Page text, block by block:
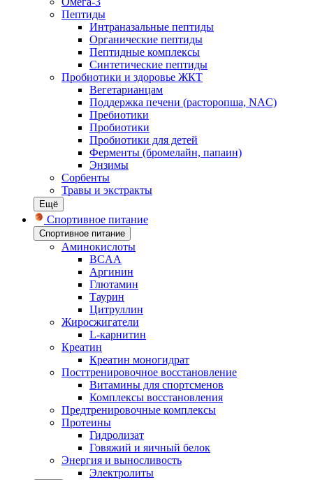
Пептиды
Интраназальные пептиды
Органические пептиды
Пептидные комплексы
Синтетические пептиды
Пробиотики и здоровье ЖКТ
Вегетарианцам
Поддержка печени (расторопша, NAC)
Пребиотики
Пробиотики
Пробиотики для детей
Ферменты (бромелайн, папаин)
Энзимы
Сорбенты
Травы и экстракты
Ещё
Спортивное питание
Спортивное питание
Аминокислоты
BCAA
Аргинин
Глютамин
Таурин
Цитруллин
Жиросжигатели
L-карнитин
Креатин
Креатин моногидрат
Посттренировочное восстановление
Витамины для спортсменов
Комплексы восстановления
Предтренировочные комплексы
Протеины
Гидролизат
Говяжий и яичный белок
Энергия и выносливость
Электролиты